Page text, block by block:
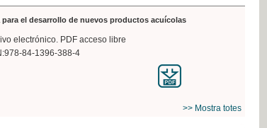
para el desarrollo de nuevos productos acuícolas
electrónico. PDF acceso libre
84-1396-388-4
>> Mostra totes